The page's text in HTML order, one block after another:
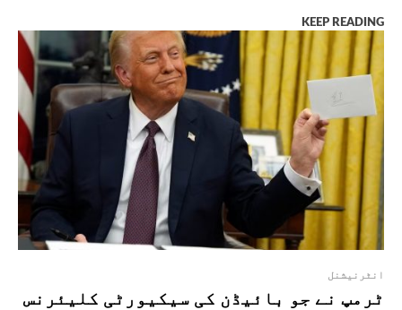
KEEP READING
انٹرنیشنل
ٹرمپ نے جو بائیڈن کی سیکیورٹی کلیئرنس